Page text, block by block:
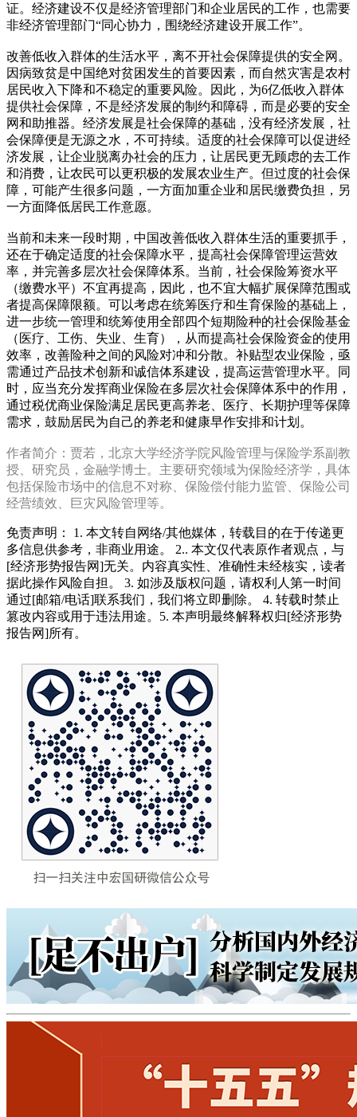
证。经济建设不仅是经济管理部门和企业居民的工作，也需要
非经济管理部门“同心协力，围绕经济建设开展工作”。
改善低收入群体的生活水平，离不开社会保障提供的安全网。
因病致贫是中国绝对贫困发生的首要因素，而自然灾害是农村
居民收入下降和不稳定的重要风险。因此，为6亿低收入群体
提供社会保障，不是经济发展的制约和障碍，而是必要的安全
网和助推器。经济发展是社会保障的基础，没有经济发展，社
会保障便是无源之水，不可持续。适度的社会保障可以促进经
济发展，让企业脱离办社会的压力，让居民更无顾虑的去工作
和消费，让农民可以更积极的发展农业生产。但过度的社会保
障，可能产生很多问题，一方面加重企业和居民缴费负担，另
一方面降低居民工作意愿。
当前和未来一段时期，中国改善低收入群体生活的重要抓手，
还在于确定适度的社会保障水平，提高社会保障管理运营效
率，并完善多层次社会保障体系。当前，社会保险筹资水平
（缴费水平）不宜再提高，因此，也不宜大幅扩展保障范围或
者提高保障限额。可以考虑在统筹医疗和生育保险的基础上，
进一步统一管理和统筹使用全部四个短期险种的社会保险基金
（医疗、工伤、失业、生育），从而提高社会保险资金的使用
效率，改善险种之间的风险对冲和分散。补贴型农业保险，亟
需通过产品技术创新和诚信体系建设，提高运营管理水平。同
时，应当充分发挥商业保险在多层次社会保障体系中的作用，
通过税优商业保险满足居民更高养老、医疗、长期护理等保障
需求，鼓励居民为自己的养老和健康早作安排和计划。
作者简介：贾若，北京大学经济学院风险管理与保险学系副教
授、研究员，金融学博士。主要研究领域为保险经济学，具体
包括保险市场中的信息不对称、保险偿付能力监管、保险公司
经营绩效、巨灾风险管理等。
免责声明： 1. 本文转自网络/其他媒体，转载目的在于传递更
多信息供参考，非商业用途。 2.. 本文仅代表原作者观点，与
[经济形势报告网]无关。内容真实性、准确性未经核实，读者
据此操作风险自担。 3. 如涉及版权问题，请权利人第一时间
通过[邮箱/电话]联系我们，我们将立即删除。 4. 转载时禁止
篡改内容或用于违法用途。5. 本声明最终解释权归[经济形势
报告网]所有。